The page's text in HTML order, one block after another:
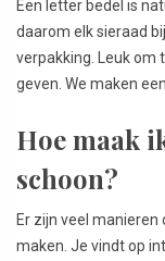
Een letter bedel is
daarom elk sieraad
verpakking. Leuk om
geven. We maken
Hoe maak
schoon?
Er zijn veel
maken. Je vindt op